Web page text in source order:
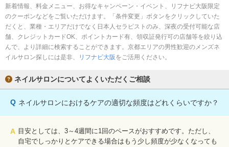
新着情報、料金メニュー、お得なキャンペーン・イベント、リフナビ大阪限定
のクーポンなどをご覧いただけます。「条件変更」ボタンをクリックしていた
だくと、業種・エリアだけでなく日本人セラピストのみ、深夜の受付可能な店
舗、クレジットカードOK、ポイントカード有、領収証発行可の店舗等を絞り込
んで、より詳細に検索することができます。京都エリアの男性歓迎のメンズネ
イルサロン探しには是非、
リフナビ大阪 をご活用ください。
ネイルサロンについてよくいただくご相談
Q ネイルサロンにおけるケアの適切な頻度はどれくらいですか？
A 目安としては、3～4週間に1回のペースがおすすめです。ただし、
自宅でしっかりとケアできる場合はもう少し頻度が少なくなっても